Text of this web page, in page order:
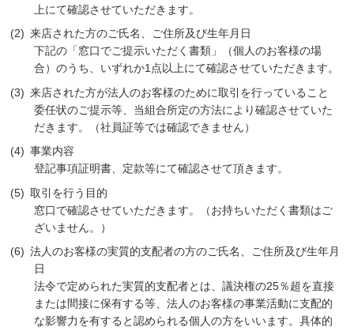
上にて確認させていただきます。
来店された方のご氏名、ご住所及び生年月日
下記の「窓口でご提示いただく書類」（個人のお客様の場
合）のうち、いずれか1点以上にて確認させていただきます。
来店された方が法人のお客様のために取引を行っていること
委任状のご提示等、当組合所定の方法により確認させていた
だきます。（社員証等では確認できません）
事業内容
登記事項証明書、定款等にて確認させて頂きます。
取引を行う目的
窓口で確認させていただきます。（お持ちいただく書類はご
ざいません。）
法人のお客様の実質的支配者の方のご氏名、ご住所及び生年月
日
法令で定められた実質的支配者とは、議決権の25％超を直接
または間接に保有する等、法人のお客様の事業活動に支配的
な影響力を有すると認められる個人の方をいいます。具体的